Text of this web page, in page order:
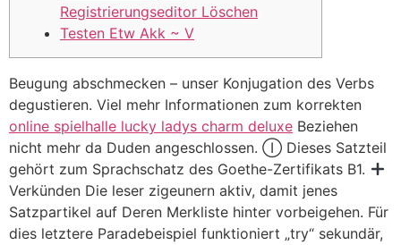
Registrierungseditor Löschen
Testen Etw Akk ~ V
Beugung abschmecken – unser Konjugation des Verbs
degustieren. Viel mehr Informationen zum korrekten
online spielhalle lucky ladys charm deluxe Beziehen
nicht mehr da Duden angeschlossen. Ⓘ Dieses Satzteil
gehört zum Sprachschatz des Goethe-Zertifikats B1.
Verkünden Die leser zigeunern aktiv, damit jenes
Satzpartikel auf Deren Merkliste hinter vorbeigehen. Für
dies letztere Paradebeispiel funktioniert „try“ sekundär,